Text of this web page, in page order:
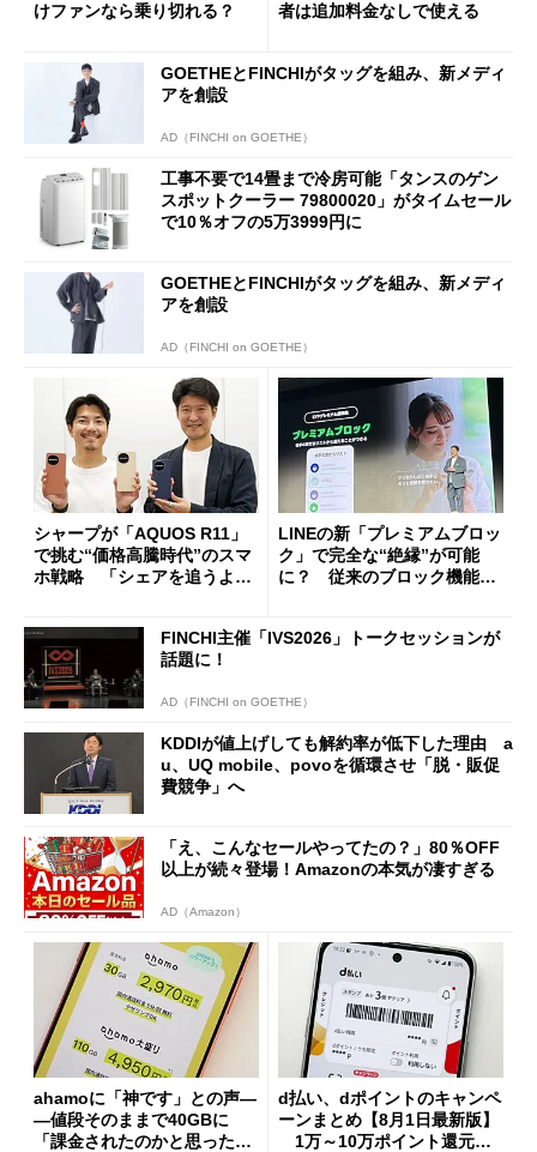
けファンなら乗り切れる？ 者は追加料金なしで使える
GOETHEとFINCHIがタッグを組み、新メディ
アを創設
AD（FINCHI on GOETHE）
工事不要で14畳まで冷房可能「タンスのゲン
スポットクーラー 79800020」がタイムセール
で10％オフの5万3999円に
GOETHEとFINCHIがタッグを組み、新メディ
アを創設
AD（FINCHI on GOETHE）
シャープが「AQUOS R11」
で挑む“価格高騰時代”のスマ
ホ戦略 「シェアを追うより
LINEの新「プレミアムブロッ
ク」で完全な“絶縁”が可能
に？ 従来のブロック機能と
FINCHI主催「IVS2026」トークセッションが
話題に！
AD（FINCHI on GOETHE）
KDDIが値上げしても解約率が低下した理由 a
u、UQ mobile、povoを循環させ「脱・販促
費競争」へ
「え、こんなセールやってたの？」80％OFF
以上が続々登場！Amazonの本気が凄すぎる
AD（Amazon）
ahamoに「神です」との声―
―値段そのままで40GBに
「課金されたのかと思った」
d払い、dポイントのキャンペ
ーンまとめ【8月1日最新版】
1万～10万ポイント還元の